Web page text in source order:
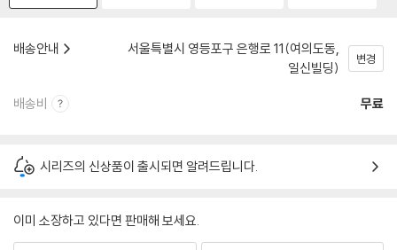
배송안내
서울특별시 영등포구 은행로 11(여의도동,
일신빌딩)
변경
배송비 무료
시리즈의 신상품이 출시되면 알려드립니다.
이미 소장하고 있다면 판매해 보세요.